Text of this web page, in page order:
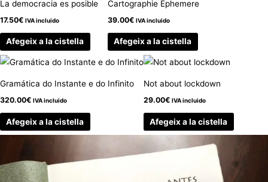
La democracia es posible
17.50€ IVA incluido
Afegeix a la cistella
Cartographie Ephemere
39.00€ IVA incluido
Afegeix a la cistella
Gramática do Instante e do Infinito
320.00€ IVA incluido
Afegeix a la cistella
Not about lockdown
29.00€ IVA incluido
Afegeix a la cistella